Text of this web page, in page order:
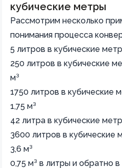
кубические метры
Рассмотрим несколько
понимания процесса
5 литров в кубические
250 литров в кубические
м³
1750 литров в кубические
1,75 м³
42 литра в кубические
3600 литров в кубические
3,6 м³
0,75 м³ в литры и обратно в